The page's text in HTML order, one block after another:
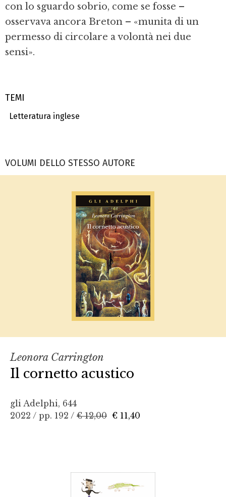
TEMI
Letteratura inglese
con lo sguardo sobrio, come se fosse –
osservava ancora Breton – «munita di un
permesso di circolare a volontà nei due
sensi».
VOLUMI DELLO STESSO AUTORE
Leonora Carrington
Il cornetto acustico
gli Adelphi, 644
2022 / pp. 192 / € 12,00 € 11,40